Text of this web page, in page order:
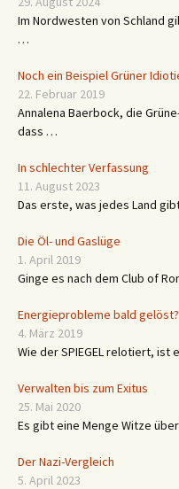
Im Nordwesten von Schland
…
Noch ein Beispiel Grüner
22. Februar 2019
Annalena Baerbock, die
dass …
In schlechter Verfassung
11. August 2023
Das erste, was jedes Land
Die Öl- und Gaslüge
1. April 2019
Ginge es nach dem Club of
Energieprobleme bald gelöst?
4. März 2019
Wie der SPIEGEL relotiert,
Verwalten bis zum Exitus
25. Mai 2020
Es gibt eine Menge Witze
Der Nazi-Vergleich
5. April 2023